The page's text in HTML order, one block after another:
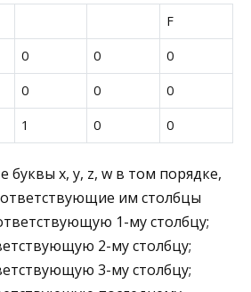
F
0 0 0
0 0 0
1 0 0
буквы x, y, z, w в том порядке,
им столбцы
1-му столбцу;
2-му столбцу;
3-му столбцу;